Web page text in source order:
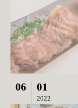
06 01
2022